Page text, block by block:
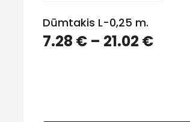
Dūmtakis L-0,25 m.
7.28 € – 21.02 €